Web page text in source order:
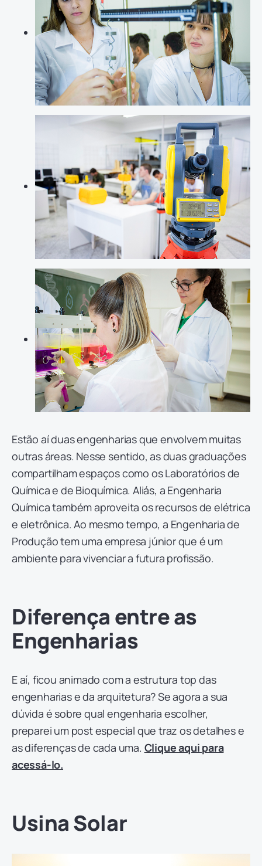
Estão aí duas engenharias que envolvem muitas
outras áreas. Nesse sentido, as duas graduações
compartilham espaços como os Laboratórios de
Química e de Bioquímica. Aliás, a Engenharia
Química também aproveita os recursos de elétrica
e eletrônica. Ao mesmo tempo, a Engenharia de
Produção tem uma empresa júnior que é um
ambiente para vivenciar a futura profissão.
Diferença entre as
Engenharias
E aí, ficou animado com a estrutura top das
engenharias e da arquitetura? Se agora a sua
dúvida é sobre qual engenharia escolher,
preparei um post especial que traz os detalhes e
as diferenças de cada uma. Clique aqui para
acessá-lo.
Usina Solar